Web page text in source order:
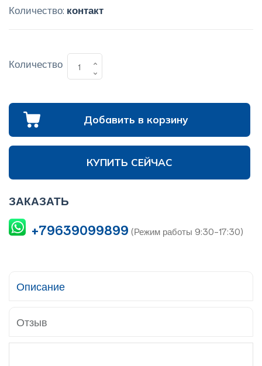
Количество: контакт
Количество
Добавить в корзину
КУПИТЬ СЕЙЧАС
ЗАКАЗАТЬ
+79639099899 (Режим работы 9:30-17:30)
Описание
Отзыв